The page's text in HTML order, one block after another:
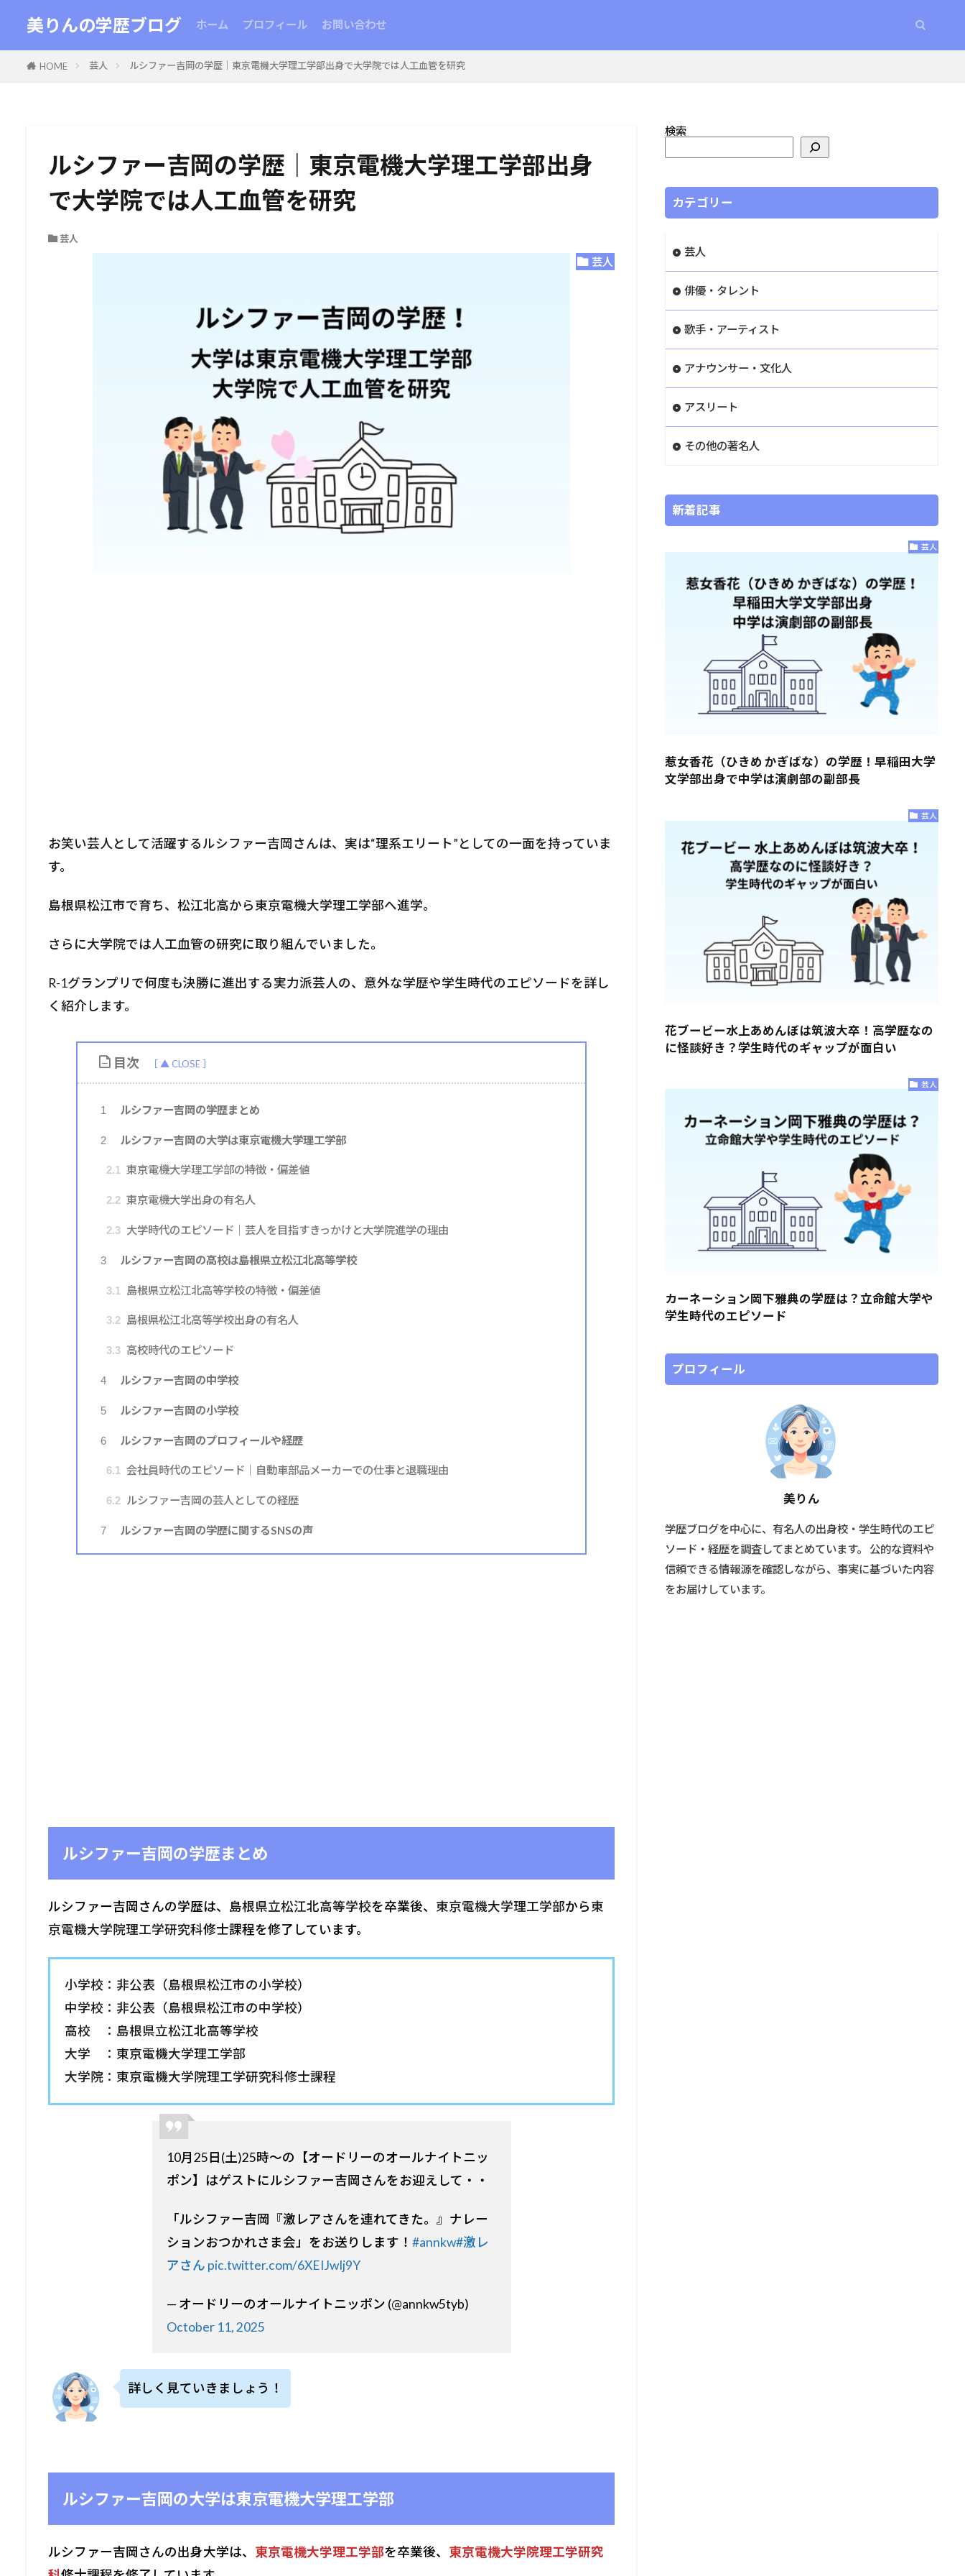
美りんの学歴ブログ ホーム プロフィール お問い合わせ
HOME 芸人 ルシファー吉岡の学歴｜東京電機大学理工学部出身で大学院では人工血管を研究
ルシファー吉岡の学歴｜東京電機大学理工学部出身
で大学院では人工血管を研究
芸人
芸人
お笑い芸人として活躍するルシファー吉岡さんは、実は“理系エリート”としての一面を持っていま
す。
島根県松江市で育ち、松江北高から東京電機大学理工学部へ進学。
さらに大学院では人工血管の研究に取り組んでいました。
R-1グランプリで何度も決勝に進出する実力派芸人の、意外な学歴や学生時代のエピソードを詳し
く紹介します。
目次
1 ルシファー吉岡の学歴まとめ
2 ルシファー吉岡の大学は東京電機大学理工学部
2.1 東京電機大学理工学部の特徴・偏差値
2.2 東京電機大学出身の有名人
2.3 大学時代のエピソード｜芸人を目指すきっかけと大学院進学の理由
3 ルシファー吉岡の高校は島根県立松江北高等学校
3.1 島根県立松江北高等学校の特徴・偏差値
3.2 島根県松江北高等学校出身の有名人
3.3 高校時代のエピソード
4 ルシファー吉岡の中学校
5 ルシファー吉岡の小学校
6 ルシファー吉岡のプロフィールや経歴
6.1 会社員時代のエピソード｜自動車部品メーカーでの仕事と退職理由
6.2 ルシファー吉岡の芸人としての経歴
7 ルシファー吉岡の学歴に関するSNSの声
ルシファー吉岡の学歴まとめ
ルシファー吉岡さんの学歴は、 島根県立松江北高等学校を卒業後、 東京電機大学理工学部から東
京電機大学院理工学研究科修士課程を修了しています。
小学校：非公表（島根県松江市の小学校）
中学校：非公表（島根県松江市の中学校）
高校 ：島根県立松江北高等学校
大学 ：東京電機大学理工学部
大学院：東京電機大学院理工学研究科修士課程
10月25日(土)25時〜の【オードリーのオールナイトニッ
ポン】はゲストにルシファー吉岡さんをお迎えして・・
「ルシファー吉岡『激レアさんを連れてきた。』ナレー
ションおつかれさま会」をお送りします！ #annkw#激レ
アさん pic.twitter.com/6XEIJwIj9Y
— オードリーのオールナイトニッポン (@annkw5tyb)
October 11, 2025
詳しく見ていきましょう！
ルシファー吉岡の大学は東京電機大学理工学部
ルシファー吉岡さんの出身大学は、 東京電機大学理工学部を卒業後、 東京電機大学院理工学研究
検索
カテゴリー
芸人
俳優・タレント
歌手・アーティスト
アナウンサー・文化人
アスリート
その他の著名人
新着記事
芸人
惹女香花（ひきめ かぎばな）の学歴！早稲田大学
文学部出身で中学は演劇部の副部長
芸人
花ブービー水上あめんぼは筑波大卒！高学歴なの
に怪談好き？学生時代のギャップが面白い
芸人
カーネーション岡下雅典の学歴は？立命館大学や
学生時代のエピソード
プロフィール
美りん
学歴ブログを中心に、有名人の出身校・学生時代のエピ
ソード・経歴を調査してまとめています。 公的な資料や
信頼できる情報源を確認しながら、事実に基づいた内容
をお届けしています。